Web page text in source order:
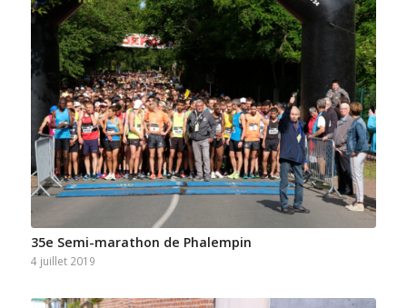
35e Semi-marathon de Phalempin
4 juillet 2019